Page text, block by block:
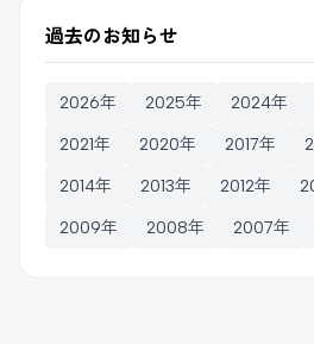
過去のお知らせ
2026年 2025年 2024年
2021年 2020年 2017年
2014年 2013年 2012年
2009年 2008年 2007年